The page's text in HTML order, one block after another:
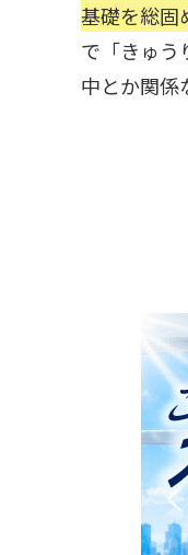
基礎を総固
で「きゅう
中とか関係